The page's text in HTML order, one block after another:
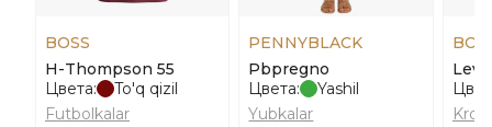
BOSS
H-Thompson 55
Цвета:
To'q qizil
Futbolkalar
PENNYBLACK
Pbpregno
Цвета:
Yashil
Yubkalar